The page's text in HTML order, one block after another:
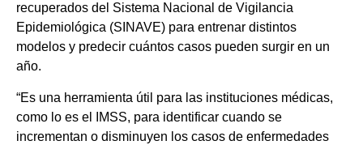
recuperados del Sistema Nacional de Vigilancia
Epidemiológica (SINAVE) para entrenar distintos
modelos y predecir cuántos casos pueden surgir en un
año.
“Es una herramienta útil para las instituciones médicas,
como lo es el IMSS, para identificar cuando se
incrementan o disminuyen los casos de enfermedades